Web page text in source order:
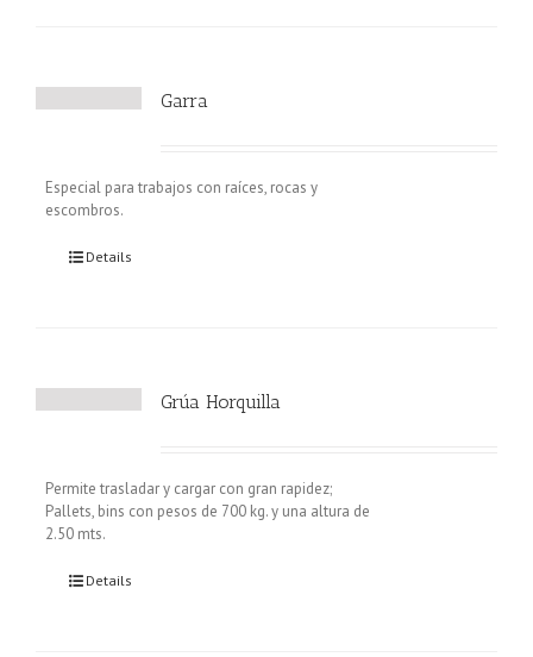
Garra
Especial para trabajos con raíces, rocas y
escombros.
Details
Grúa Horquilla
Permite trasladar y cargar con gran rapidez;
Pallets, bins con pesos de 700 kg. y una altura de
2.50 mts.
Details